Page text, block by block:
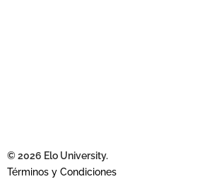
© 2026 Elo University.
Términos y Condiciones